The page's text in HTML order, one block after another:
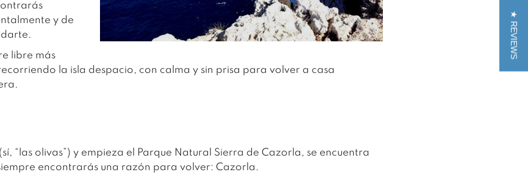
y de
libre más
la isla despacio, con calma y sin prisa para volver a casa
“las olivas”) y empieza el Parque Natural Sierra de Cazorla, se encuentra
encontrarás una razón para volver: Cazorla.
★ REVIEWS